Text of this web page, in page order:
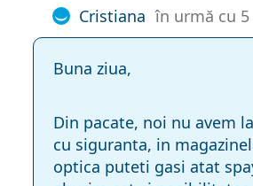
Cristiana în urmă cu 5
Buna ziua,
Din pacate, noi nu avem
cu siguranta, in
optica puteti gasi atat